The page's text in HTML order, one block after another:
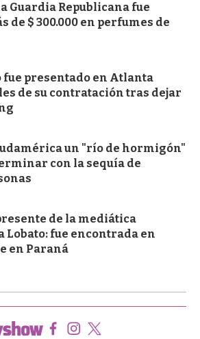
Guardia Republicana fue
de $ 300.000 en perfumes de
presentado en Atlanta
de su contratación tras dejar
un "río de hormigón"
con la sequía de
de la mediática
fue encontrada en
en Paraná